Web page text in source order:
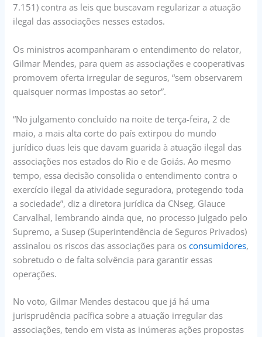
7.151) contra as leis que buscavam regularizar a atuação
ilegal das associações nesses estados.
Os ministros acompanharam o entendimento do relator,
Gilmar Mendes, para quem as associações e cooperativas
promovem oferta irregular de seguros, “sem observarem
quaisquer normas impostas ao setor”.
“No julgamento concluído na noite de terça-feira, 2 de
maio, a mais alta corte do país extirpou do mundo
jurídico duas leis que davam guarida à atuação ilegal das
associações nos estados do Rio e de Goiás. Ao mesmo
tempo, essa decisão consolida o entendimento contra o
exercício ilegal da atividade seguradora, protegendo toda
a sociedade”, diz a diretora jurídica da CNseg, Glauce
Carvalhal, lembrando ainda que, no processo julgado pelo
Supremo, a Susep (Superintendência de Seguros Privados)
assinalou os riscos das associações para osconsumidores,
sobretudo o de falta solvência para garantir essas
operações.
No voto, Gilmar Mendes destacou que já há uma
jurisprudência pacífica sobre a atuação irregular das
associações, tendo em vista as inúmeras ações propostas